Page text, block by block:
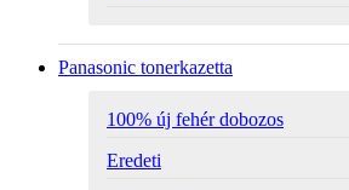
Panasonic tonerkazetta
100% új fehér dobozos
Eredeti